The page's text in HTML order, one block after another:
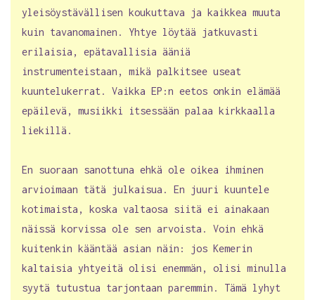
yleisöystävällisen koukuttava ja kaikkea muuta
kuin tavanomainen. Yhtye löytää jatkuvasti
erilaisia, epätavallisia ääniä
instrumenteistaan, mikä palkitsee useat
kuuntelukerrat. Vaikka EP:n eetos onkin elämää
epäilevä, musiikki itsessään palaa kirkkaalla
liekillä.
En suoraan sanottuna ehkä ole oikea ihminen
arvioimaan tätä julkaisua. En juuri kuuntele
kotimaista, koska valtaosa siitä ei ainakaan
näissä korvissa ole sen arvoista. Voin ehkä
kuitenkin kääntää asian näin: jos Kemerin
kaltaisia yhtyeitä olisi enemmän, olisi minulla
syytä tutustua tarjontaan paremmin. Tämä lyhyt